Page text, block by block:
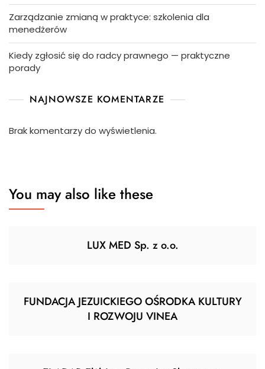
Zarządzanie zmianą w praktyce: szkolenia dla
menedżerów
Kiedy zgłosić się do radcy prawnego — praktyczne
porady
NAJNOWSZE KOMENTARZE
Brak komentarzy do wyświetlenia.
You may also like these
LUX MED Sp. z o.o.
FUNDACJA JEZUICKIEGO OŚRODKA KULTURY
I ROZWOJU VINEA